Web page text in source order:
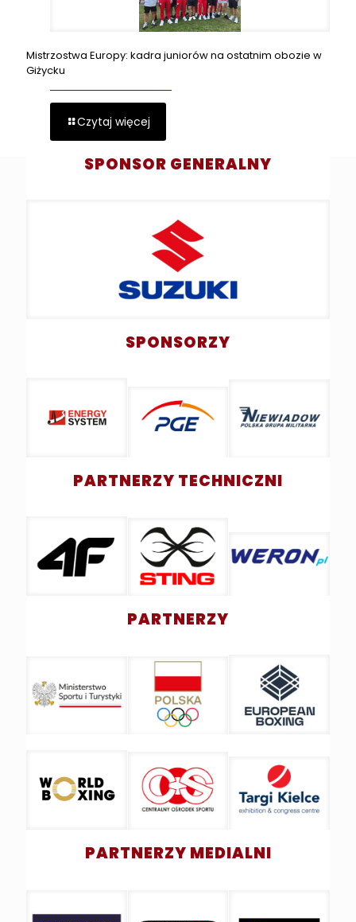
Mistrzostwa Europy: kadra juniorów na ostatnim obozie w
Giżycku
Czytaj więcej
SPONSOR GENERALNY
SPONSORZY
PARTNERZY TECHNICZNI
PARTNERZY
PARTNERZY MEDIALNI